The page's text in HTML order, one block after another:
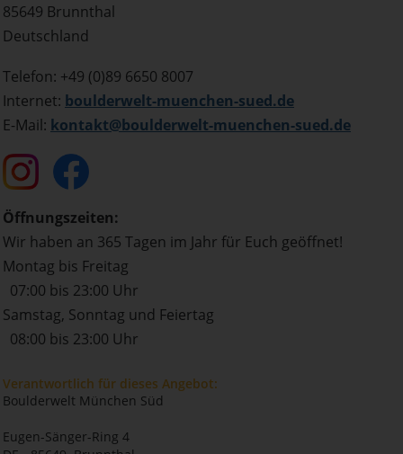
85649 Brunnthal
Deutschland
Telefon: +49 (0)89 6650 8007
Internet: boulderwelt-muenchen-sued.de
E-Mail: kontakt@boulderwelt-muenchen-sued.de
Öffnungszeiten:
Wir haben an 365 Tagen im Jahr für Euch geöffnet!
Montag bis Freitag
07:00 bis 23:00 Uhr
Samstag, Sonntag und Feiertag
08:00 bis 23:00 Uhr
Verantwortlich für dieses Angebot:
Boulderwelt München Süd
Eugen-Sänger-Ring 4